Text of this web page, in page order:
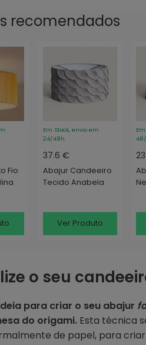
recomendados
Fio
Em Stock, envio em
24/48h
37.6 €
Abajur Candeeiro
Tecido Anabela
Ver Produto
o seu
para criar o seu abajur
do origami. Esta técnica
de papel, para